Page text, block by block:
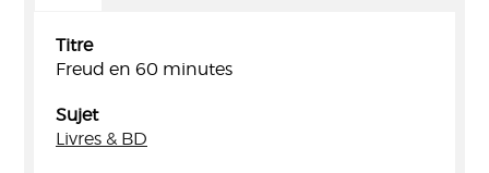
Titre
Freud en 60 minutes
Sujet
Livres & BD